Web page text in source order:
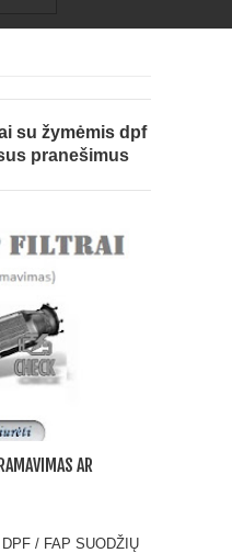
su žymėmis dpf
pranešimus
AR
/ FAP SUODŽIŲ